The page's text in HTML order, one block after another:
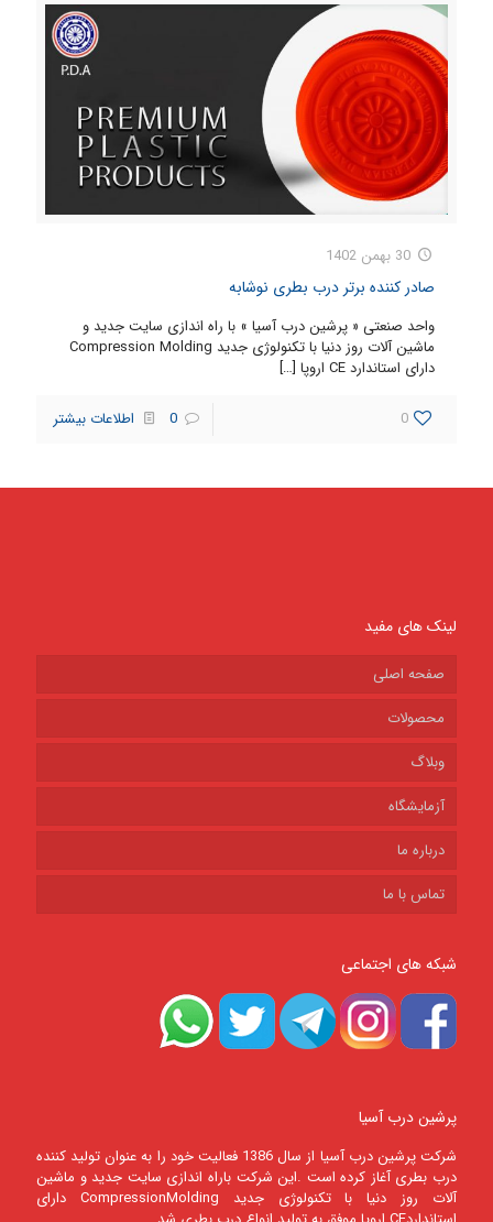
30 بهمن 1402
صادر کننده برتر درب بطری نوشابه
واحد صنعتی « پرشین درب آسیا » با راه اندازی سایت جدید و
ماشین آلات روز دنیا با تکنولوژی جدید Compression Molding
دارای استاندارد CE اروپا
[…]
0
0 اطلاعات بیشتر
لینک های مفید
صفحه اصلی
محصولات
وبلاگ
آزمایشگاه
درباره ما
تماس با ما
شبکه های اجتماعی
پرشین درب آسیا
شرکت پرشين درب آسيا از سال 1386 فعالیت خود را به عنوان تولید کننده
درب بطری آغاز کرده است .این شرکت باراه اندازی سایت جدید و ماشین
آلات روز دنیا با تکنولوژی جدید CompressionMolding دارای